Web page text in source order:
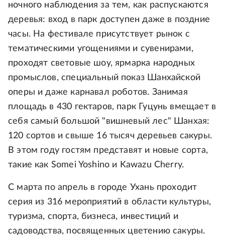
ночного наблюдения за тем, как распускаются
деревья: вход в парк доступен даже в поздние
часы. На фестивале присутствует рынок с
тематическими угощениями и сувенирами,
проходят световые шоу, ярмарка народных
промыслов, специальный показ Шанхайской
оперы и даже карнавал роботов. Занимая
площадь в 430 гектаров, парк Гуцунь вмещает в
себя самый большой "вишневый лес" Шанхая:
120 сортов и свыше 16 тысяч деревьев сакуры.
В этом году гостям представят и новые сорта,
такие как Somei Yoshino и Kawazu Cherry.
С марта по апрель в городе Ухань проходит
серия из 316 мероприятий в области культуры,
туризма, спорта, бизнеса, инвестиций и
садоводства, посвященных цветению сакуры.